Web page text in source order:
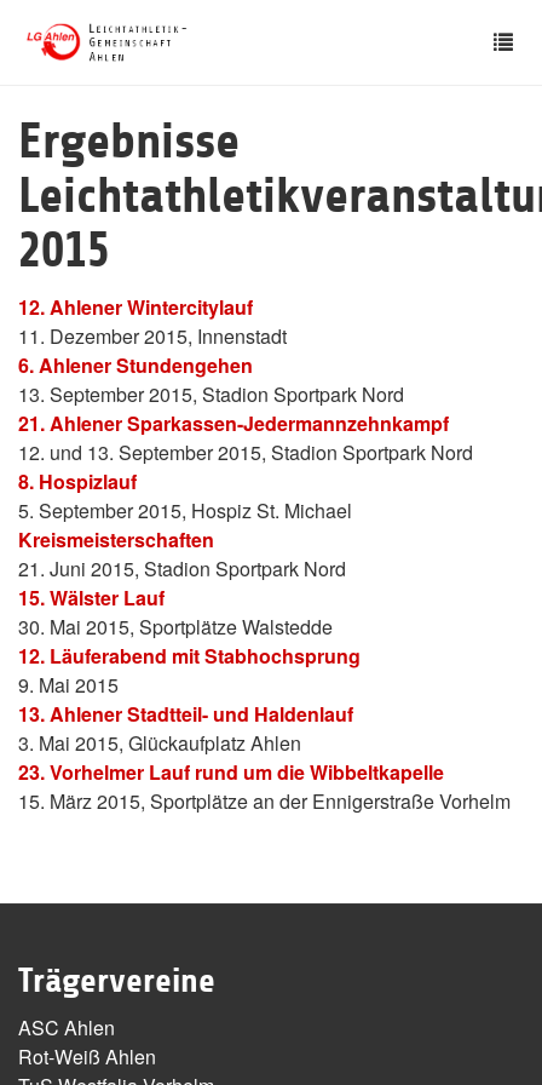
Ergebnisse
2015
12. Ahlener Wintercitylauf
11. Dezember 2015, Innenstadt
6. Ahlener Stundengehen
13. September 2015, Stadion Sportpark Nord
21. Ahlener Sparkassen-Jedermannzehnkampf
12. und 13. September 2015, Stadion Sportpark Nord
8. Hospizlauf
5. September 2015, Hospiz St. Michael
Kreismeisterschaften
21. Juni 2015, Stadion Sportpark Nord
15. Wälster Lauf
30. Mai 2015, Sportplätze Walstedde
12. Läuferabend mit Stabhochsprung
9. Mai 2015
13. Ahlener Stadtteil- und Haldenlauf
3. Mai 2015, Glückaufplatz Ahlen
23. Vorhelmer Lauf rund um die Wibbeltkapelle
15. März 2015, Sportplätze an der Ennigerstraße Vorhelm
Trägervereine
ASC Ahlen
Rot-Weiß Ahlen